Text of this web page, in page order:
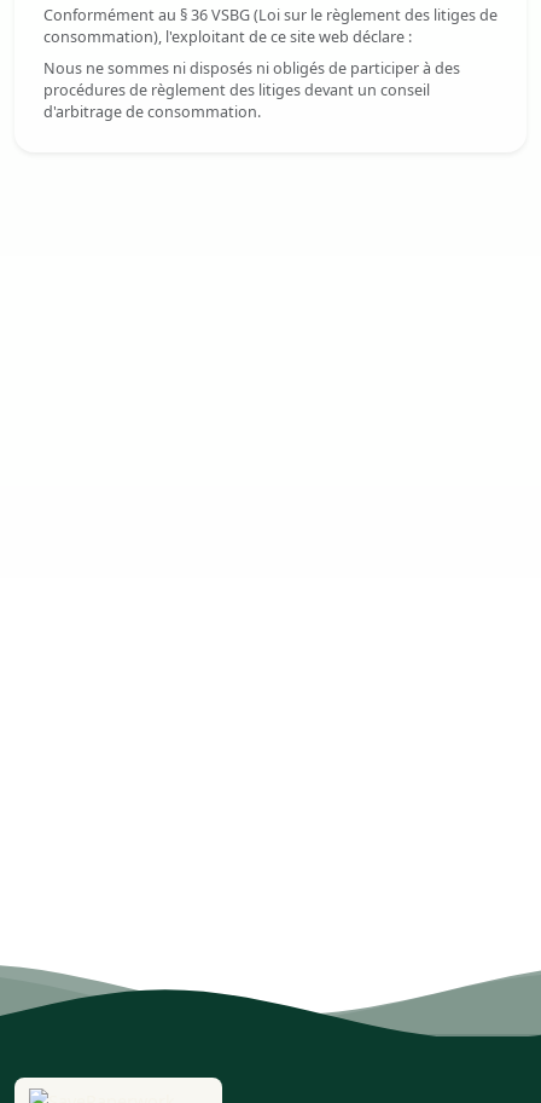
Conformément au § 36 VSBG (Loi sur le règlement des litiges de
consommation), l'exploitant de ce site web déclare :
Nous ne sommes ni disposés ni obligés de participer à des
procédures de règlement des litiges devant un conseil
d'arbitrage de consommation.